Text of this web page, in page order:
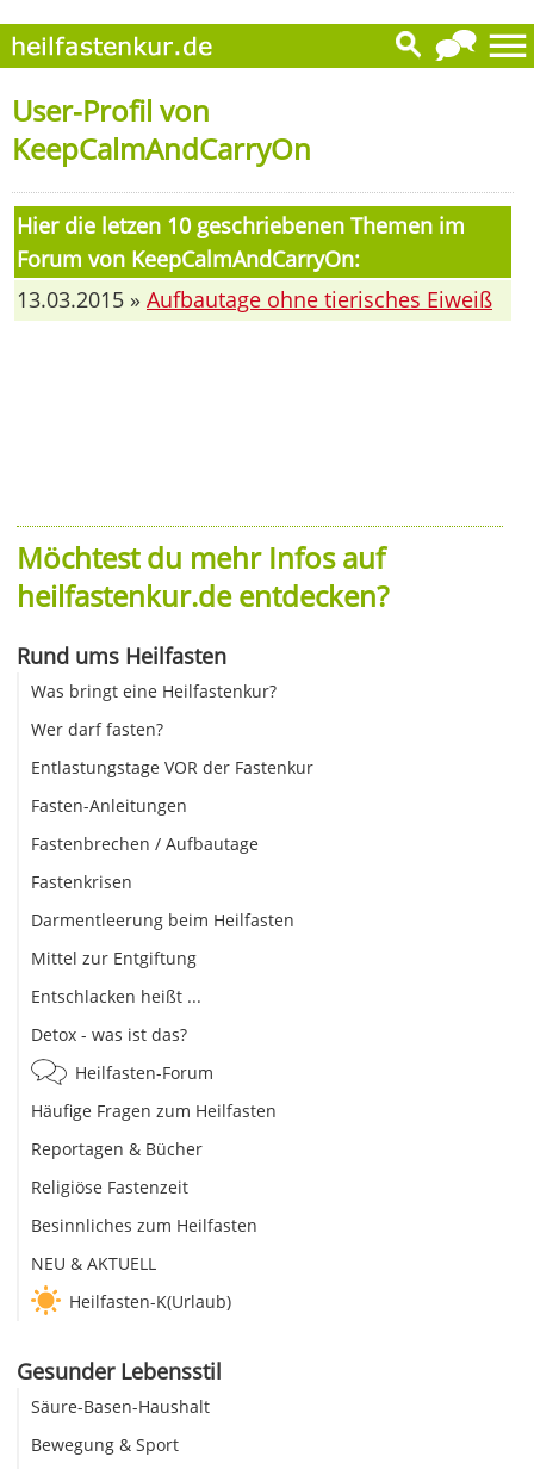
User-Profil von
KeepCalmAndCarryOn
Hier die letzen 10 geschriebenen Themen im
Forum von KeepCalmAndCarryOn:
13.03.2015 » Aufbautage ohne tierisches Eiweiß
Möchtest du mehr Infos auf
heilfastenkur.de entdecken?
Rund ums Heilfasten
Was bringt eine Heilfastenkur?
Wer darf fasten?
Entlastungstage VOR der Fastenkur
Fasten-Anleitungen
Fastenbrechen / Aufbautage
Fastenkrisen
Darmentleerung beim Heilfasten
Mittel zur Entgiftung
Entschlacken heißt ...
Detox - was ist das?
Heilfasten-Forum
Häufige Fragen zum Heilfasten
Reportagen & Bücher
Religiöse Fastenzeit
Besinnliches zum Heilfasten
NEU & AKTUELL
Heilfasten-K(Urlaub)
Gesunder Lebensstil
Säure-Basen-Haushalt
Bewegung & Sport